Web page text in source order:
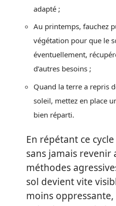
adapté ;
Au printemps, fauchez
végétation pour que le
éventuellement,
d’autres besoins ;
Quand la terre a repris
soleil, mettez en place
bien réparti.
En répétant ce
sans jamais revenir
méthodes
sol devient vite
moins